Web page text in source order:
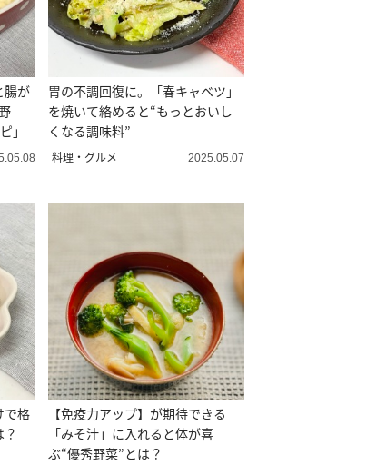
腸が
」
胃の不調回復に。「春キャベツ」
を焼いて絡めると“もっとおいし
くなる調味料”
料理・グルメ 2025.05.07
で格
【免疫力アップ】が期待できる
「みそ汁」に入れると体が喜
ぶ“優秀野菜”とは？